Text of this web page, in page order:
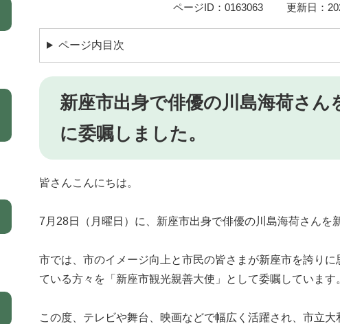
ページID：0163063 更新日：
ページ内目次
新座市出身で俳優の川島海荷さん
に委嘱しました。
皆さんこんにちは。
7月28日（月曜日）に、新座市出身で俳優の川島海荷さんを
市では、市のイメージ向上と市民の皆さまが新座市を誇り
ている方々を「新座市観光親善大使」として委嘱しています
この度、テレビや舞台、映画などで幅広く活躍され、市立